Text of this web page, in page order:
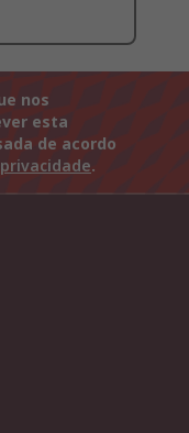
nos
esta
de acordo
.